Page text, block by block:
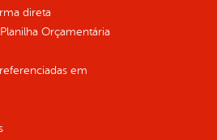
direta
Orçamentária
em